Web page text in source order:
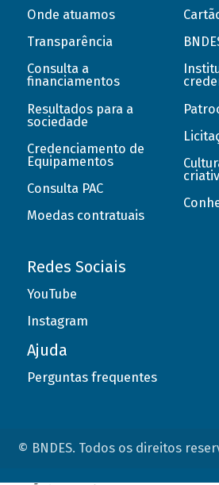
Onde atuamos
Transparência
Consulta a
financiamentos
Resultados para a
sociedade
Credenciamento de
Equipamentos
Consulta PAC
Moedas contratuais
Redes Sociais
YouTube
Instagram
Ajuda
Perguntas frequentes
© BNDES. Todos os direitos